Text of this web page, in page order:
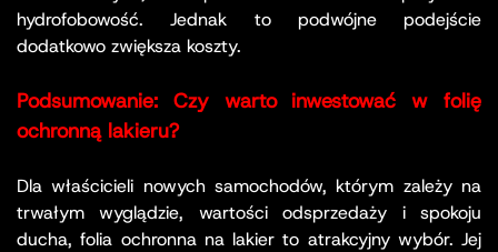
hydrofobowość. Jednak to podwójne podejście
dodatkowo zwiększa koszty.
Podsumowanie: Czy warto inwestować w folię
ochronną lakieru?
Dla właścicieli nowych samochodów, którym zależy na
trwałym wyglądzie, wartości odsprzedaży i spokoju
ducha, folia ochronna na lakier to atrakcyjny wybór. Jej